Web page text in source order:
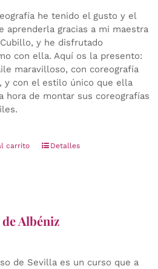
he tenido el gusto y el
aprenderla gracias a mi maestra
y he disfrutado
con ella. Aquí os la presento:
maravilloso, con coreografía
y con el estilo único que ella
hora de montar sus coreografías
carrito Detalles
Albéniz
de Sevilla es un curso que a